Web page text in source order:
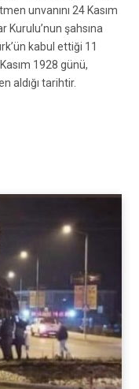
unvanını 24 Kasım
şahsına
kabul ettiği 11
1928 günü,
aldığı tarihtir.